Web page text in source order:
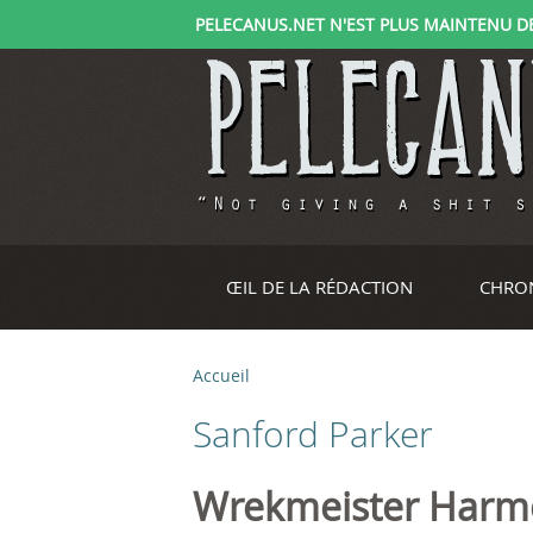
PELECANUS.NET N'EST PLUS MAINTENU
ŒIL DE LA RÉDACTION
V
o
u
Accueil
Sanford Parker
Wrekmeister